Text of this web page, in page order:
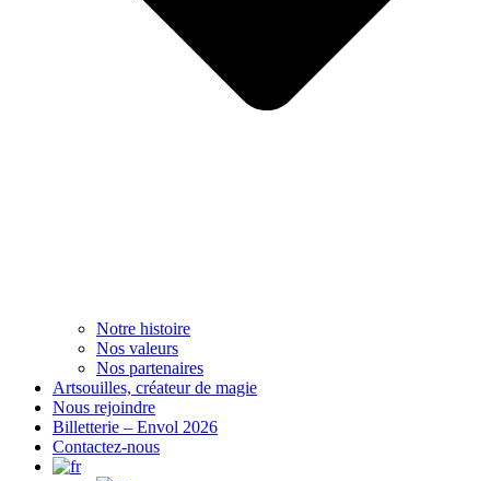
Notre histoire
Nos valeurs
Nos partenaires
Artsouilles, créateur de magie
Nous rejoindre
Billetterie – Envol 2026
Contactez-nous